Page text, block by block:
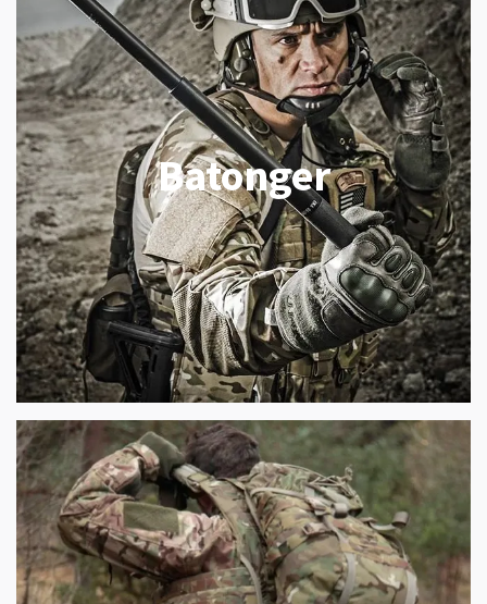
Batonger